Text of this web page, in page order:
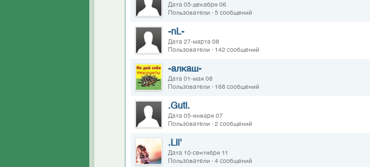
Дата 05-декабря 06
Пользователи · 5 сообщений
-nL-
Дата 27-марта 08
Пользователи · 142 сообщений
-алкаш-
Дата 01-мая 08
Пользователи · 168 сообщений
.Guti.
Дата 05-января 07
Пользователи · 2 сообщений
.Lil'
Дата 10-сентября 11
Пользователи · 4 сообщений